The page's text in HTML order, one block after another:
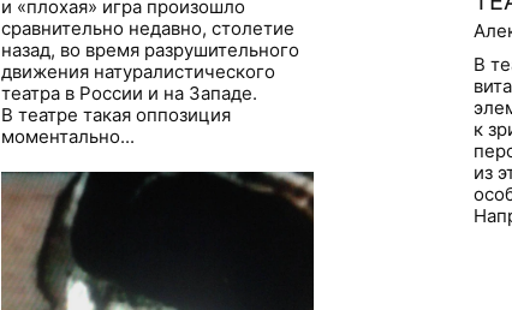
и «плохая» игра произошло
сравнительно недавно, столетие
назад, во время разрушительного
движения натуралистического
театра в России и на Западе.
В театре такая оппозиция
моментально...
В
к
из